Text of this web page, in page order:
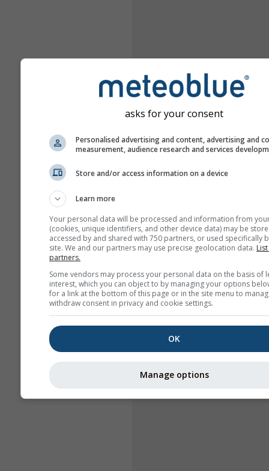
asks for your consent
Personalised advertising and content, advertising and
measurement, audience research and services
Store and/or access information on a device
Learn more
Your personal data will be processed and information from
(cookies, unique identifiers, and other device data) may be
accessed by and shared with 750 partners, or used specifically
site. We and our partners may use precise geolocation data.
partners.
Some vendors may process your personal data on the basis of
interest, which you can object to by managing your options
for a link at the bottom of this page or in the site menu to
withdraw consent in privacy and cookie settings.
OK
Manage options